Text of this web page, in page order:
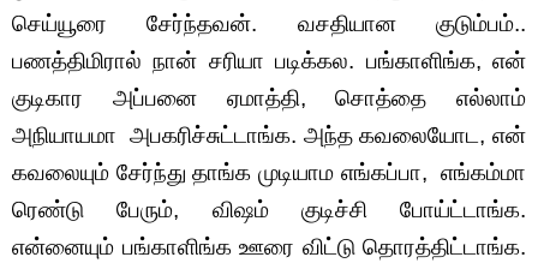
செய்யூரை சேர்ந்தவன். வசதியான குடும்பம்..
பணத்திமிரால் நான் சரியா படிக்கல. பங்காளிங்க, என்
குடிகார அப்பனை ஏமாத்தி, சொத்தை எல்லாம்
அநியாயமா அபகரிச்சுட்டாங்க. அந்த கவலையோட, என்
கவலையும் சேர்ந்து தாங்க முடியாம எங்கப்பா, எங்கம்மா
ரெண்டு பேரும், விஷம் குடிச்சி போய்ட்டாங்க.
என்னையும் பங்காளிங்க ஊரை விட்டு தொரத்திட்டாங்க.